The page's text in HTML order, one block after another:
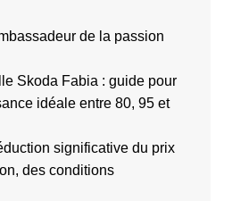
de la passion
Skoda Fabia : guide pour
idéale entre 80, 95 et
significative du prix
des conditions